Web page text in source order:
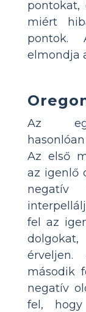
pontokat,
miért
pontok.
elmondja
Az
Az első
az igenlő
negatív
fel az
második
negatív
fel,